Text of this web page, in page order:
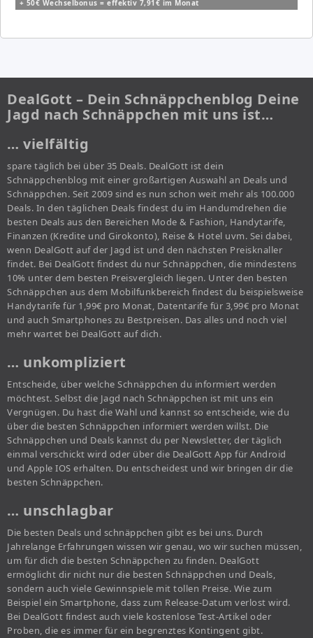
+ 50€ Wechselbonus = effektiv 7,91€ im Monat
DealGott – Dein Schnäppchenblog Deine
Jagd nach Schnäppchen mit uns ist…
… vielfältig
spare täglich bei über 35 Deals. DealGott ist dein
Schnäppchenblog mit einer großartigen Auswahl an Deals und
Schnäppchen. Seit 2009 sind es nun schon weit mehr als 100.000
Deals. In den täglichen Deals findest du im Handumdrehen die
besten Deals aus den Bereichen Mode & Fashion, Handytarife,
Finanzen (Kredite und Girokonto), Reise & Hotel uvm. Sei dabei,
wenn DealGott auf der Jagd ist und den nächsten Preisknaller
findet. Bei DealGott findest du nur Schnäppchen, die mindestens
10% unter dem besten Preisvergleich liegen. Unter den besten
Schnäppchen aus dem Mobilfunkbereich findest du beispielsweise
Handytarife für 1,99€ pro Monat, Datentarife für 3,99€ pro Monat
und auch Smartphones zu Bestpreisen. Das alles und noch viel
mehr wartet bei DealGott auf dich.
… unkompliziert
Entscheide, über welche Schnäppchen du informiert werden
möchtest. Selbst die Jagd nach Schnäppchen ist mit uns ein
Vergnügen. Du hast die Wahl und kannst so entscheide, wie du
über die besten Schnäppchen informiert werden willst. Die
Schnäppchen und Deals kannst du per Newsletter, der täglich
einmal verschickt wird oder über die DealGott App für Android
und Apple IOS erhalten. Du entscheidest und wir bringen dir die
besten Schnäppchen.
… unschlagbar
Die besten Deals und schnäppchen gibt es bei uns. Durch
Jahrelange Erfahrungen wissen wir genau, wo wir suchen müssen,
um für dich die besten Schnäppchen zu finden. DealGott
ermöglicht dir nicht nur die besten Schnäppchen und Deals,
sondern auch viele Gewinnspiele mit tollen Preise. Wie zum
Beispiel ein Smartphone, dass zum Release-Datum verlost wird.
Bei DealGott findest auch viele kostenlose Test-Artikel oder
Proben, die es immer für ein begrenztes Kontingent gibt.